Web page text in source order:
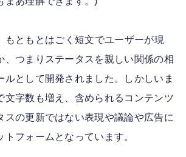
もともとはごく短文でユーザーが現
、つまりステータスを親しい関係の相
ルとして開発されました。しかしいま
文字数も増え、含められるコンテンツ
スの更新ではない表現や議論や広告に
トフォームとなっています。